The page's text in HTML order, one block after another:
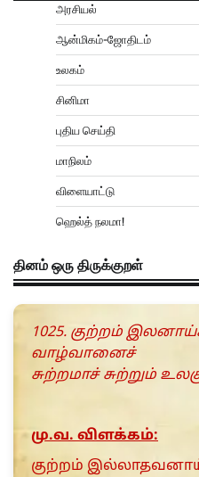
அரசியல்
ஆன்மிகம்-ஜோதிடம்
உலகம்
சினிமா
புதிய செய்தி
மாநிலம்
விளையாட்டு
ஹெல்த் நலமா!
தினம் ஒரு திருக்குறள்
1025. குற்றம்
வாழ்வானைச்
சுற்றமாச் சுற்றும்
மு.வ. விளக்கம்:
குற்றம்